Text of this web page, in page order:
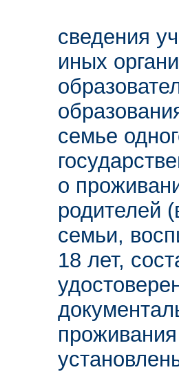
сведения
иных
семье
о
родителей
семьи,
18 лет,